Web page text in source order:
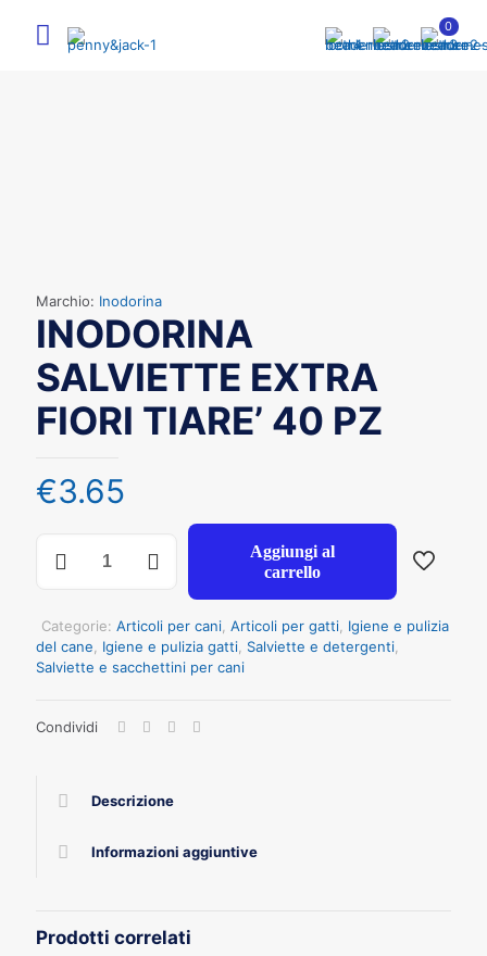
0
Marchio: Inodorina
INODORINA
SALVIETTE EXTRA
FIORI TIARE’ 40 PZ
€3.65
SALVIETTE
TIARE'
40
PZ
Aggiungi al
carrello
Categorie: Articoli per cani Articoli per gatti Igiene e pulizia
del cane
Igiene e pulizia gatti Salviette e detergenti
Salviette e sacchettini per cani
Condividi
Descrizione
Informazioni aggiuntive
Prodotti correlati